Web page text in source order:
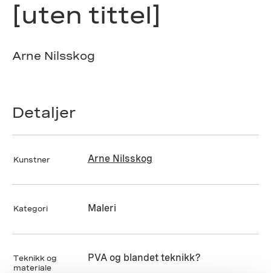
[uten tittel]
Arne Nilsskog
Detaljer
Kunstner Arne Nilsskog
Kategori Maleri
Teknikk og
materiale
PVA og blandet teknikk?